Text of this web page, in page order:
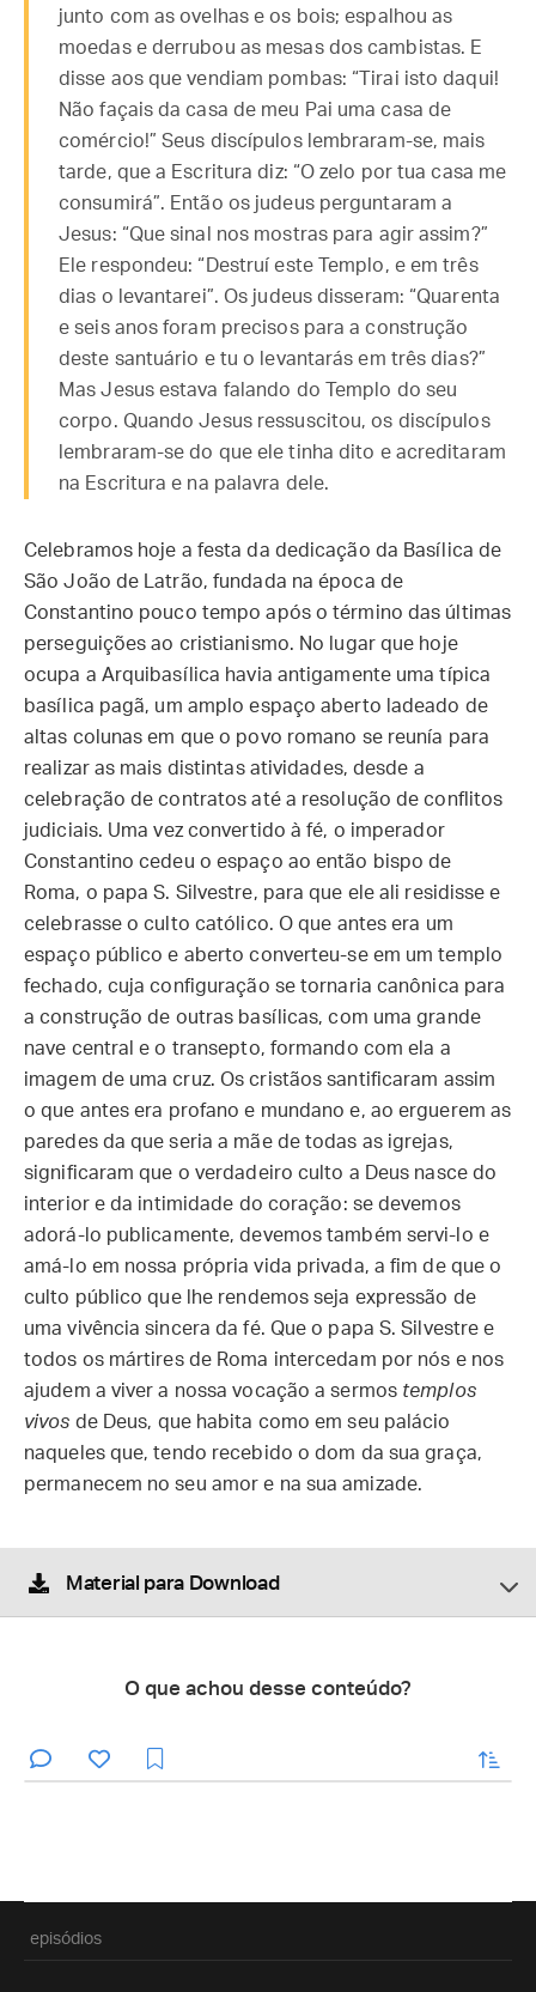
junto com as ovelhas e os bois; espalhou as
moedas e derrubou as mesas dos cambistas. E
disse aos que vendiam pombas: “Tirai isto daqui!
Não façais da casa de meu Pai uma casa de
comércio!” Seus discípulos lembraram-se, mais
tarde, que a Escritura diz: “O zelo por tua casa me
consumirá”. Então os judeus perguntaram a
Jesus: “Que sinal nos mostras para agir assim?”
Ele respondeu: “Destruí este Templo, e em três
dias o levantarei”. Os judeus disseram: “Quarenta
e seis anos foram precisos para a construção
deste santuário e tu o levantarás em três dias?”
Mas Jesus estava falando do Templo do seu
corpo. Quando Jesus ressuscitou, os discípulos
lembraram-se do que ele tinha dito e acreditaram
na Escritura e na palavra dele.
Celebramos hoje a festa da dedicação da Basílica de
São João de Latrão, fundada na época de
Constantino pouco tempo após o término das últimas
perseguições ao cristianismo. No lugar que hoje
ocupa a Arquibasílica havia antigamente uma típica
basílica pagã, um amplo espaço aberto ladeado de
altas colunas em que o povo romano se reunía para
realizar as mais distintas atividades, desde a
celebração de contratos até a resolução de conflitos
judiciais. Uma vez convertido à fé, o imperador
Constantino cedeu o espaço ao então bispo de
Roma, o papa S. Silvestre, para que ele ali residisse e
celebrasse o culto católico. O que antes era um
espaço público e aberto converteu-se em um templo
fechado, cuja configuração se tornaria canônica para
a construção de outras basílicas, com uma grande
nave central e o transepto, formando com ela a
imagem de uma cruz. Os cristãos santificaram assim
o que antes era profano e mundano e, ao erguerem as
paredes da que seria a mãe de todas as igrejas,
significaram que o verdadeiro culto a Deus nasce do
interior e da intimidade do coração: se devemos
adorá-lo publicamente, devemos também servi-lo e
amá-lo em nossa própria vida privada, a fim de que o
culto público que lhe rendemos seja expressão de
uma vivência sincera da fé. Que o papa S. Silvestre e
todos os mártires de Roma intercedam por nós e nos
ajudem a viver a nossa vocação a sermos templos
vivos de Deus, que habita como em seu palácio
naqueles que, tendo recebido o dom da sua graça,
permanecem no seu amor e na sua amizade.
Material para Download
O que achou desse conteúdo?
enviar
episódios